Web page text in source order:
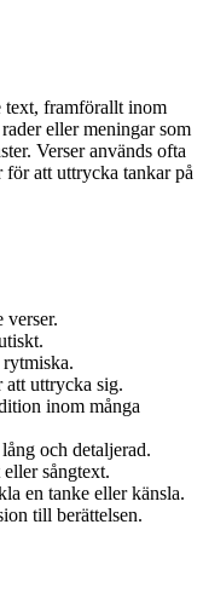
text, framförallt inom
eller meningar som
Verser används ofta
att uttrycka tankar på
verser.
rytmiska.
att uttrycka sig.
inom många
och detaljerad.
sångtext.
en tanke eller känsla.
till berättelsen.